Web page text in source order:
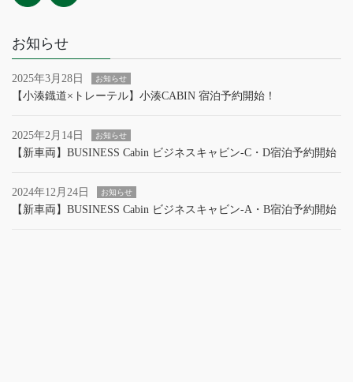
お知らせ
2025年3月28日 お知らせ
【小湊鐡道×トレーテル】小湊CABIN 宿泊予約開始！
2025年2月14日 お知らせ
【新車両】BUSINESS Cabin ビジネスキャビン‐C・D宿泊予約開始
2024年12月24日 お知らせ
【新車両】BUSINESS Cabin ビジネスキャビン‐A・B宿泊予約開始